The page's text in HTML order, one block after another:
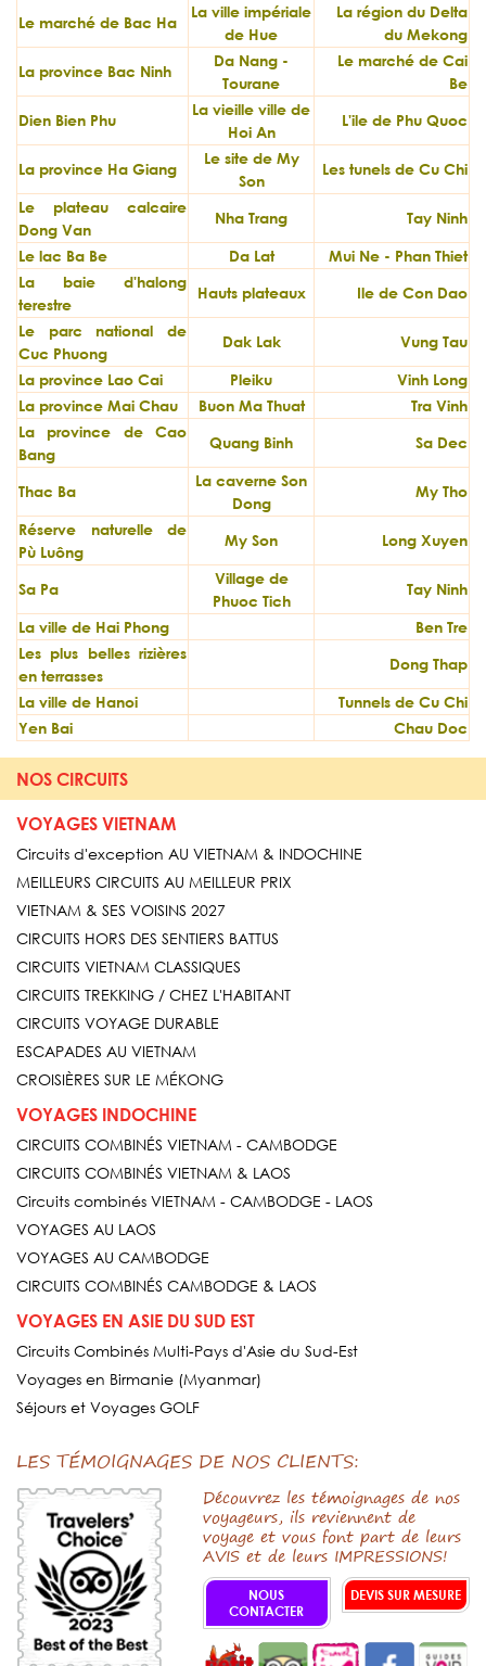
Le marché de Bac Ha
La ville impériale
de Hue
La région du Delta
du Mekong
La province Bac Ninh
Da Nang -
Tourane
Le marché de Cai
Be
Dien Bien Phu
La vieille ville de
Hoi An
L'ile de Phu Quoc
La province Ha Giang
Le site de My
Son
Les tunels de Cu Chi
Le plateau calcaire
Dong Van
Nha Trang Tay Ninh
Le lac Ba Be Da Lat
Mui Ne - Phan Thiet
La baie d'halong
terestre
Hauts plateaux Ile de Con Dao
Le parc national de
Cuc Phuong
Dak Lak Vung Tau
La province Lao Cai Pleiku
Vinh Long
La province Mai Chau
Buon Ma Thuat
Tra Vinh
La province de Cao
Bang
Quang Binh Sa Dec
Thac Ba
La caverne Son
Dong
My Tho
Réserve naturelle de
Pù Luông
My Son Long Xuyen
Sa Pa
Village de
Phuoc Tich
Tay Ninh
La ville de Hai Phong
Ben Tre
Les plus belles rizières
en terrasses
Dong Thap
La ville de Hanoi
Tunnels de Cu Chi
Yen Bai
Chau Doc
NOS CIRCUITS
VOYAGES VIETNAM
Circuits d'exception AU VIETNAM & INDOCHINE
MEILLEURS CIRCUITS AU MEILLEUR PRIX
VIETNAM & SES VOISINS 2027
CIRCUITS HORS DES SENTIERS BATTUS
CIRCUITS VIETNAM CLASSIQUES
CIRCUITS TREKKING / CHEZ L'HABITANT
CIRCUITS VOYAGE DURABLE
ESCAPADES AU VIETNAM
CROISIÈRES SUR LE MÉKONG
VOYAGES INDOCHINE
CIRCUITS COMBINÉS VIETNAM - CAMBODGE
CIRCUITS COMBINÉS VIETNAM & LAOS
Circuits combinés VIETNAM - CAMBODGE - LAOS
VOYAGES AU LAOS
VOYAGES AU CAMBODGE
CIRCUITS COMBINÉS CAMBODGE & LAOS
VOYAGES EN ASIE DU SUD EST
Circuits Combinés Multi-Pays d'Asie du Sud-Est
Voyages en Birmanie (Myanmar)
Séjours et Voyages GOLF
LES TÉMOIGNAGES DE NOS CLIENTS:
Découvrez les témoignages de nos
voyageurs, ils reviennent de
voyage et vous font part de leurs
AVIS et de leurs IMPRESSIONS!
NOUS
CONTACTER
DEVIS SUR MESURE